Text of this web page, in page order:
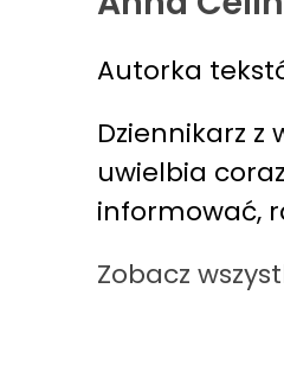
Autorka
Dziennikarz z
uwielbia
informować,
Zobacz